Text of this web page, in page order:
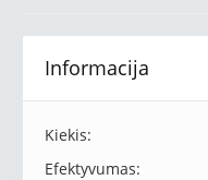
Informacija
Kiekis:
Efektyvumas: